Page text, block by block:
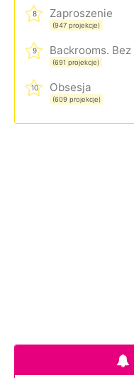
8 Zaproszenie
(947 projekcje)
9
(691 projekcje)
10 Obsesja
(609 projekcje)